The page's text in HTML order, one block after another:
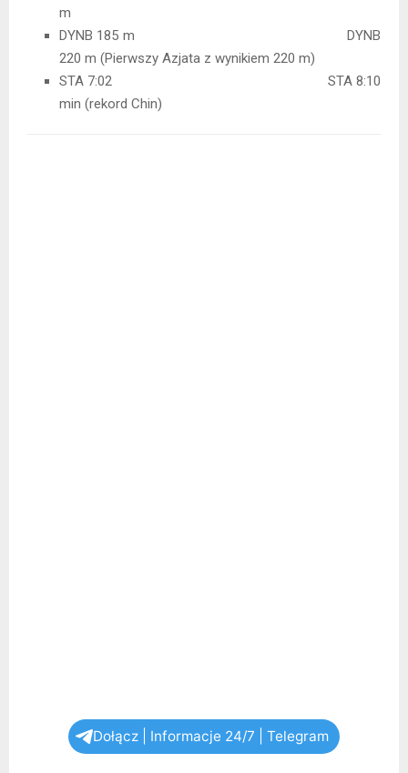
m
DYNB 185 m DYNB
220 m (Pierwszy Azjata z wynikiem 220 m)
STA 7:02 STA 8:10
min (rekord Chin)
Dołącz | Informacje 24/7 | Telegram